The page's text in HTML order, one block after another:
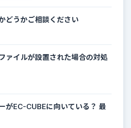
どうかご相談ください
ァイルが設置された場合の対処
がEC-CUBEに向いている？ 最